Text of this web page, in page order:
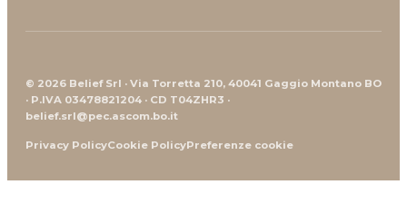
© 2026 Belief Srl · Via Torretta 210, 40041 Gaggio Montano BO
· P.IVA 03478821204 · CD T04ZHR3 ·
belief.srl@pec.ascom.bo.it
Privacy PolicyCookie PolicyPreferenze cookie